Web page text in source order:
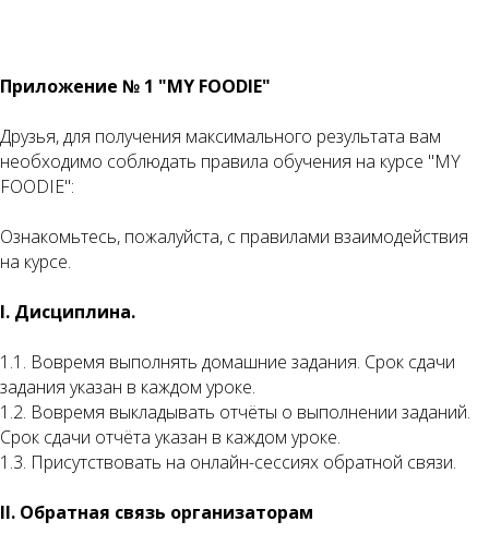
Приложение № 1 "MY FOODIE"
Друзья, для получения максимального результата вам
необходимо соблюдать правила обучения на курсе "MY
FOODIE":
Ознакомьтесь, пожалуйста, c правилами взаимодействия
на курсе.
I. Дисциплина.
1.1. Вовремя выполнять домашние задания. Срок сдачи
задания указан в каждом уроке.
1.2. Вовремя выкладывать отчёты о выполнении заданий.
Срок сдачи отчёта указан в каждом уроке.
1.3. Присутствовать на онлайн-сессиях обратной связи.
II. Обратная связь организаторам